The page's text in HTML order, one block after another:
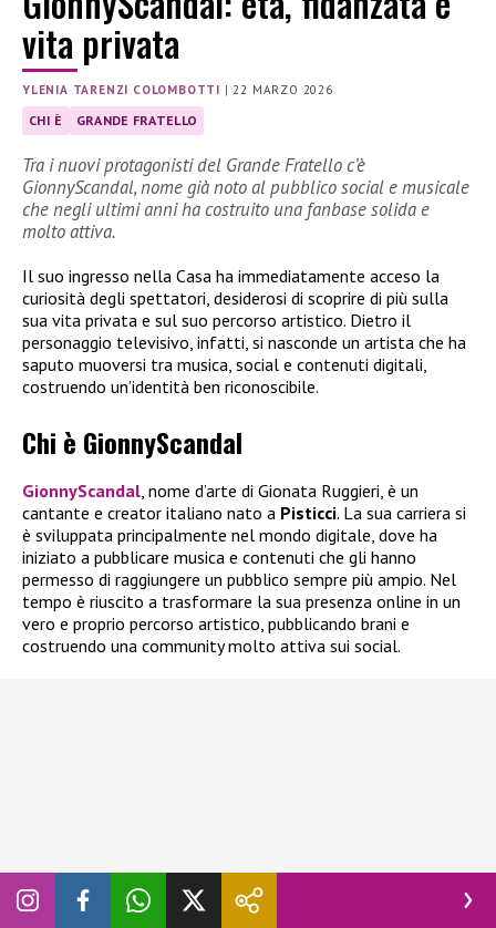
vita privata
YLENIA TARENZI COLOMBOTTI |22 MARZO 2026
CHI È GRANDE FRATELLO
Tra i nuovi protagonisti del Grande Fratello c’è
GionnyScandal, nome già noto al pubblico social e musicale
che negli ultimi anni ha costruito una fanbase solida e
molto attiva.
Il suo ingresso nella Casa ha immediatamente acceso la
curiosità degli spettatori, desiderosi di scoprire di più sulla
sua vita privata e sul suo percorso artistico. Dietro il
personaggio televisivo, infatti, si nasconde un artista che ha
saputo muoversi tra musica, social e contenuti digitali,
costruendo un’identità ben riconoscibile.
Chi è GionnyScandal
GionnyScandal, nome d’arte di Gionata Ruggieri, è un
cantante e creator italiano nato a Pisticci. La sua carriera si
è sviluppata principalmente nel mondo digitale, dove ha
iniziato a pubblicare musica e contenuti che gli hanno
permesso di raggiungere un pubblico sempre più ampio. Nel
tempo è riuscito a trasformare la sua presenza online in un
vero e proprio percorso artistico, pubblicando brani e
costruendo una community molto attiva sui social.